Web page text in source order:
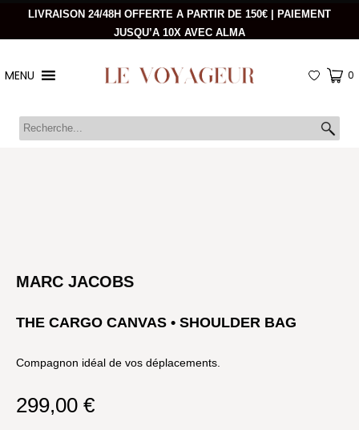
LIVRAISON 24/48H OFFERTE A PARTIR DE 150€ | PAIEMENT
JUSQU’A 10X AVEC ALMA
MENU 0
MARC JACOBS
THE CARGO CANVAS • SHOULDER BAG
Compagnon idéal de vos déplacements.
299,00 €